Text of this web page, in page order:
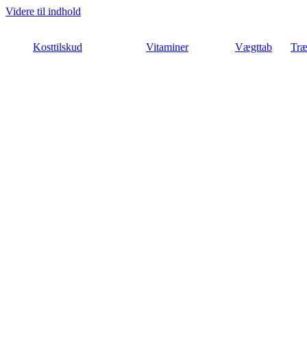
Videre til indhold
Kosttilskud Vitaminer Vægttab